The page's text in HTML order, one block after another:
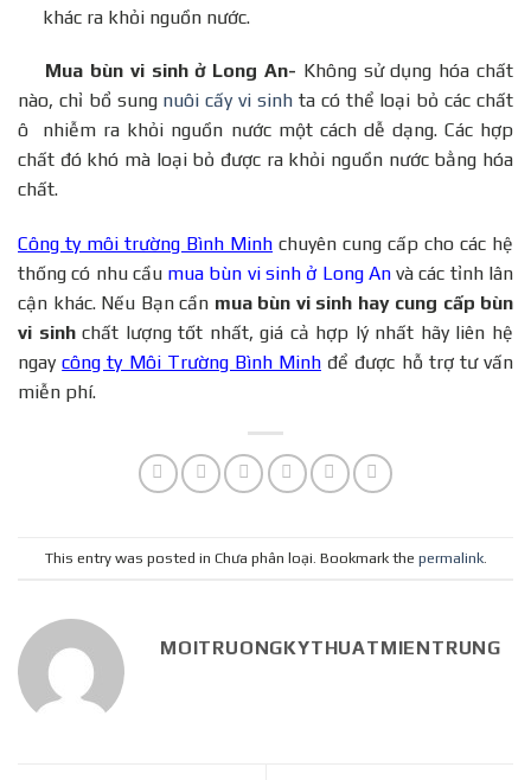
khác ra khỏi nguồn nước.
Mua bùn vi sinh ở Long An- Không sử dụng hóa chất
nào, chỉ bổ sung nuôi cấy vi sinh ta có thể loại bỏ các chất
ô nhiễm ra khỏi nguồn nước một cách dễ dạng. Các hợp
chất đó khó mà loại bỏ được ra khỏi nguồn nước bằng hóa
chất.
Công ty môi trường Bình Minh chuyên cung cấp cho các hệ
thống có nhu cầu mua bùn vi sinh ở Long Anvà các tỉnh lân
cận khác. Nếu Bạn cần mua bùn vi sinh hay cung cấp bùn
vi sinhchất lượng tốt nhất, giá cả hợp lý nhất hãy liên hệ
ngaycông ty Môi Trường Bình Minh để được hỗ trợ tư vấn
miễn phí.
This entry was posted in Chưa phân loại. Bookmark the permalink.
MOITRUONGKYTHUATMIENTRUNG